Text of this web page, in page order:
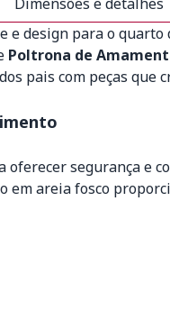
design para o
Poltrona de
pais com peças que
oferecer segurança e
em areia fosco